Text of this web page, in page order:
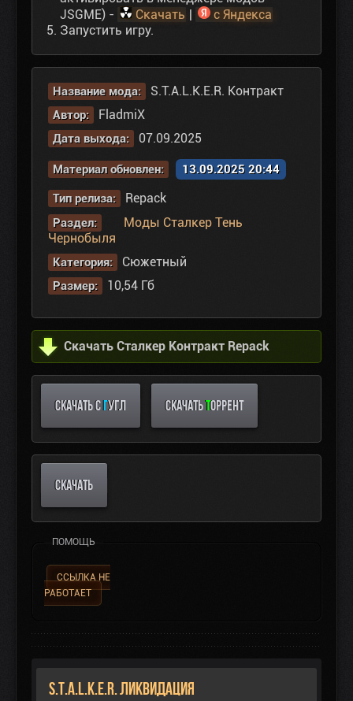
JSGME) -
Скачать |
с Яндекса
Запустить игру.
Название мода: S.T.A.L.K.E.R. Контракт
Автор: FladmiX
Дата выхода: 07.09.2025
Материал обновлен: 13.09.2025 20:44
Тип релиза: Repack
Раздел:
Моды Сталкер Тень
Чернобыля
Категория: Сюжетный
Размер: 10,54 Гб
Скачать Сталкер Контракт Repack
СКАЧАТЬ С ГУГЛ СКАЧАТЬТОРРЕНТ
СКАЧАТЬ
ПОМОЩЬ
ССЫЛКА НЕ
РАБОТАЕТ
S.T.A.L.K.E.R. Ликвидация